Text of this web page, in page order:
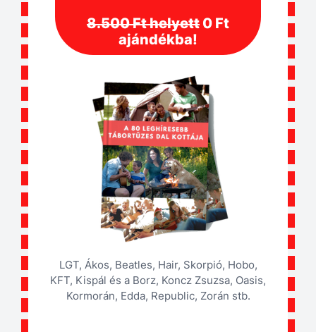
8.500 Ft helyett 0 Ft
ajándékba!
LGT, Ákos, Beatles, Hair, Skorpió, Hobo,
KFT, Kispál és a Borz, Koncz Zsuzsa, Oasis,
Kormorán, Edda, Republic, Zorán stb.